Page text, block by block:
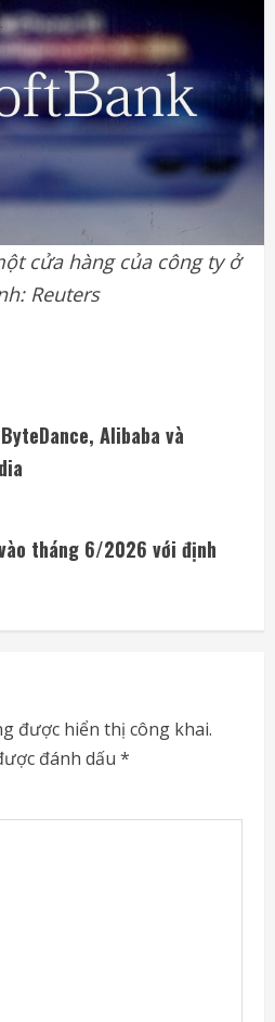
cửa hàng của công ty ở
Reuters
Alibaba và
tháng 6/2026 với định
được hiển thị công khai.
đánh dấu *